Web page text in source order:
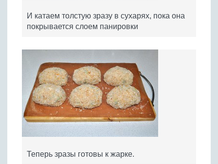
И катаем толстую зразу в сухарях, пока она
покрывается слоем панировки
Теперь зразы готовы к жарке.